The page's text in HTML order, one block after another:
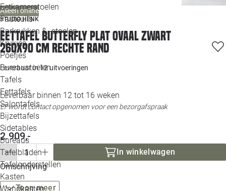
Eetkamerstoelen
Fauteuils
Barkrukken & -stoelen
Krukjes
Poefjes
Bureaustoelen
Tafels
Eettafels
Salontafels
Bijzettafels
Sidetables
Bureaus
Tafelbladen
Tafelonderstellen
Kasten
Wandkasten
Alle
Alleen online
STUDIO HENK
Eettafel Butterfly plat ovaal zwart
260x90 cm rechte rand
Leverbaar in12 uitvoeringen
Leverbaar binnen 12 tot 16 weken
Er wordt contact opgenomen voor een bezorgafspraak
2.909,-
In winkelwagen
Omschrijving
Toon meer